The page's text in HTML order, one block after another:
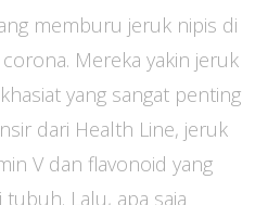
memburu jeruk nipis di
Mereka yakin jeruk
yang sangat penting
dari Health Line, jeruk
V dan flavonoid yang
Lalu, apa saja